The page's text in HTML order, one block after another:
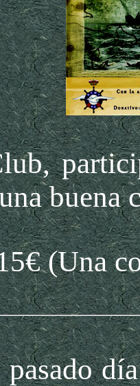
buena
(Una
pasado